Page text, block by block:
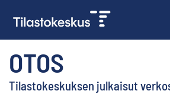
OTOS
Tilastokeskuksen julkaisut